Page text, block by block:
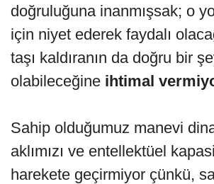
doğruluğuna inanmışsak; o
için niyet ederek faydalı
taşı kaldıranın da doğru bir
olabileceğine ihtimal
Sahip olduğumuz manevi
aklımızı ve entellektüel
harekete geçirmiyor çünkü,